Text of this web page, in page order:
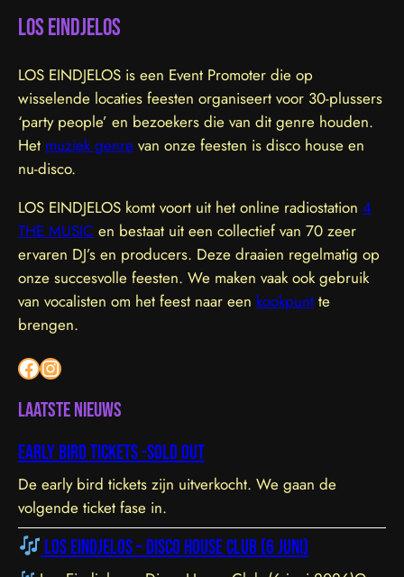
LOS EINDJELOS
LOS EINDJELOS is een Event Promoter die op
wisselende locaties feesten organiseert voor 30-plussers
‘party people’ en bezoekers die van dit genre houden.
Het muziek genre van onze feesten is disco house en
nu-disco.
LOS EINDJELOS komt voort uit het online radiostation 4
THE MUSIC en bestaat uit een collectief van 70 zeer
ervaren DJ’s en producers. Deze draaien regelmatig op
onze succesvolle feesten. We maken vaak ook gebruik
van vocalisten om het feest naar een kookpunt te
brengen.
Facebook Instagram
Laatste nieuws
Early bird tickets -sold out
De early bird tickets zijn uitverkocht. We gaan de
volgende ticket fase in.
Los Eindjelos – Disco House Club (6 juni)